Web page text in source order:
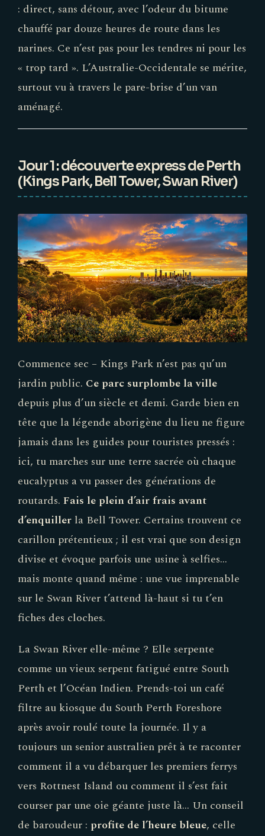
: direct, sans détour, avec l’odeur du bitume
chauffé par douze heures de route dans les
narines. Ce n’est pas pour les tendres ni pour les
« trop tard ». L’Australie-Occidentale se mérite,
surtout vu à travers le pare-brise d’un van
aménagé.
Jour 1 : découverte express de Perth
(Kings Park, Bell Tower, Swan River)
Commence sec – Kings Park n’est pas qu’un
jardin public. Ce parc surplombe la ville
depuis plus d’un siècle et demi. Garde bien en
tête que la légende aborigène du lieu ne figure
jamais dans les guides pour touristes pressés :
ici, tu marches sur une terre sacrée où chaque
eucalyptus a vu passer des générations de
routards. Fais le plein d’air frais avant
d’enquiller la Bell Tower. Certains trouvent ce
carillon prétentieux ; il est vrai que son design
divise et évoque parfois une usine à selfies…
mais monte quand même : une vue imprenable
sur le Swan River t’attend là-haut si tu t’en
fiches des cloches.
La Swan River elle-même ? Elle serpente
comme un vieux serpent fatigué entre South
Perth et l’Océan Indien. Prends-toi un café
filtre au kiosque du South Perth Foreshore
après avoir roulé toute la journée. Il y a
toujours un senior australien prêt à te raconter
comment il a vu débarquer les premiers ferrys
vers Rottnest Island ou comment il s’est fait
courser par une oie géante juste là… Un conseil
de baroudeur : profite de l’heure bleue, celle